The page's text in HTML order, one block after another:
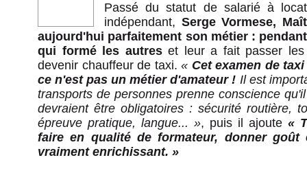
Passé du statut de salarié à
indépendant, Serge Vormese,
aujourd'hui parfaitement son métier :
qui formé les autreset leur a fait passer les
devenir chauffeur de taxi.« Cet examen de
ce n'est pas un métier d'amateur ! Il est
transports de personnes prenne conscience
devraient être obligatoires : sécurité routière,
épreuve pratique, langue... », puis il ajoute «
faire en qualité de formateur, donner goût
vraiment enrichissant. »